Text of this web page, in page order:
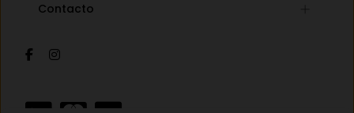
Formas de pago
Contacto